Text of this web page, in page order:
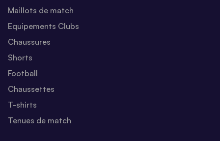
Maillots de match
Equipements Clubs
Chaussures
Shorts
Football
Chaussettes
T-shirts
Tenues de match